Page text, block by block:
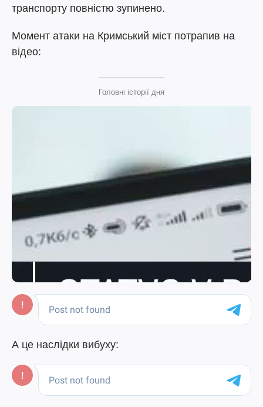
транспорту повністю зупинено.
Момент атаки на Кримський міст потрапив на
відео:
Головні історії дня
А це наслідки вибуху: